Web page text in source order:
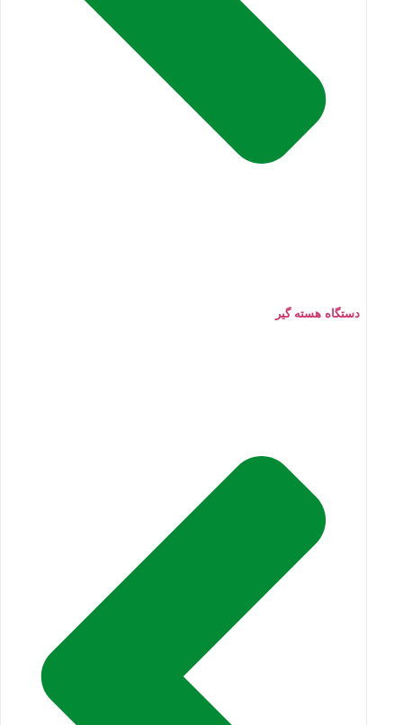
دستگاه هسته گیر